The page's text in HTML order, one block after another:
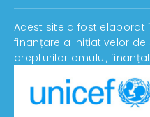
Acest site a fost elaborat
finanțare a inițiativelor
drepturilor omului, finanțat